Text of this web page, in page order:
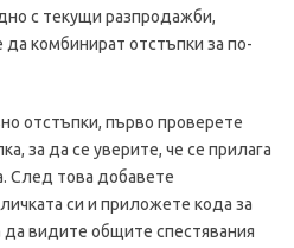
с текущи разпродажби,
да комбинират отстъпки за по-
отстъпки, първо проверете
за да се уверите, че се прилага
След това добавете
си и приложете кода за
видите общите спестявания